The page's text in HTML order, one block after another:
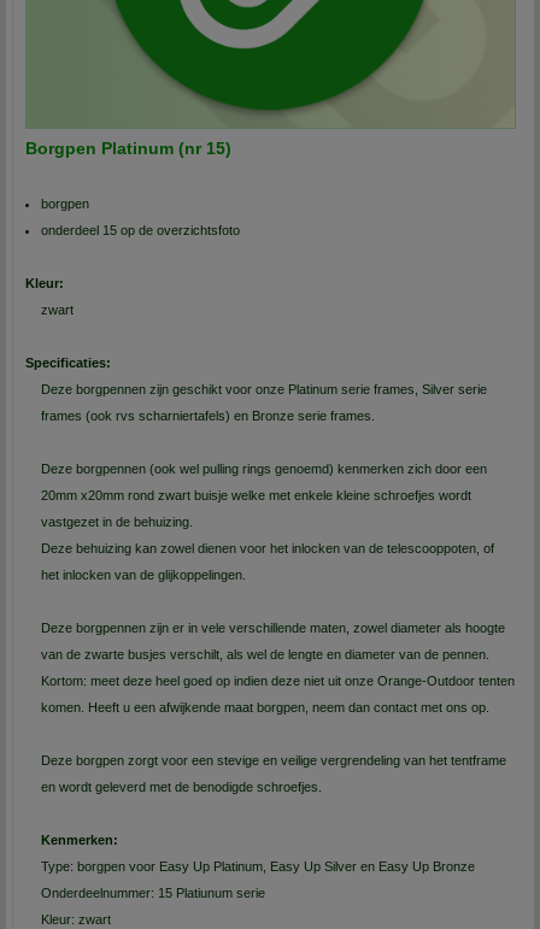
Borgpen Platinum (nr 15)
borgpen
onderdeel 15 op de overzichtsfoto
Kleur:
zwart
Specificaties:
Deze borgpennen zijn geschikt voor onze Platinum serie frames, Silver serie
frames (ook rvs scharniertafels) en Bronze serie frames.
Deze borgpennen (ook wel pulling rings genoemd) kenmerken zich door een
20mm x20mm rond zwart buisje welke met enkele kleine schroefjes wordt
vastgezet in de behuizing.
Deze behuizing kan zowel dienen voor het inlocken van de telescooppoten, of
het inlocken van de glijkoppelingen.
Deze borgpennen zijn er in vele verschillende maten, zowel diameter als hoogte
van de zwarte busjes verschilt, als wel de lengte en diameter van de pennen.
Kortom: meet deze heel goed op indien deze niet uit onze Orange-Outdoor tenten
komen. Heeft u een afwijkende maat borgpen, neem dan contact met ons op.
Deze borgpen zorgt voor een stevige en veilige vergrendeling van het tentframe
en wordt geleverd met de benodigde schroefjes.
Kenmerken:
Type: borgpen voor Easy Up Platinum, Easy Up Silver en Easy Up Bronze
Onderdeelnummer: 15 Platiunum serie
Kleur: zwart